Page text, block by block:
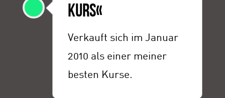
KURS«
Verkauft sich im Januar
2010 als einer meiner
besten Kurse.